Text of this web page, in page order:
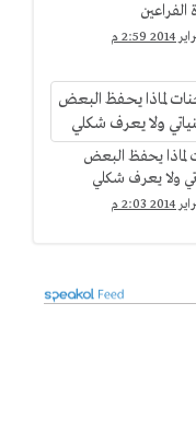
الفراعين
لماذا يحفظ البعض
ولا يعرف شكلي